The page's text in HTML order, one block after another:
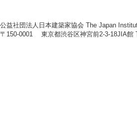
公益社団法人日本建築家協会 The Japan
〒150-0001 東京都渋谷区神宮前2-3-18JIA